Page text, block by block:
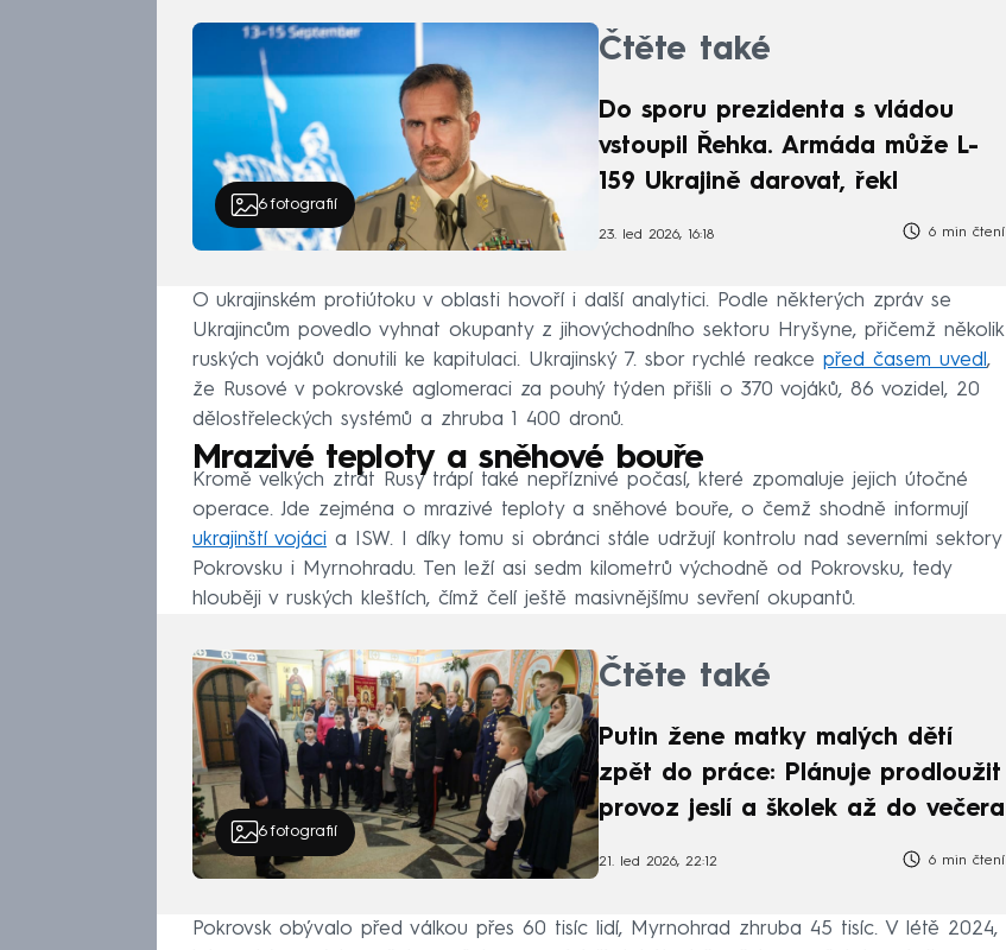
6fotografií
Čtěte také
Do sporu prezidenta s vládou
vstoupil Řehka. Armáda může L-
159 Ukrajině darovat, řekl
23. led 2026, 16:18 6 min čtení
O ukrajinském protiútoku v oblasti hovoří i další analytici. Podle některých zpráv se
Ukrajincům povedlo vyhnat okupanty z jihovýchodního sektoru Hryšyne, přičemž několik
ruských vojáků donutili ke kapitulaci. Ukrajinský 7. sbor rychlé reakce před časem uvedl ,
že Rusové v pokrovské aglomeraci za pouhý týden přišli o 370 vojáků, 86 vozidel, 20
dělostřeleckých systémů a zhruba 1 400 dronů.
Mrazivé teploty a sněhové bouře
Kromě velkých ztrát Rusy trápí také nepříznivé počasí, které zpomaluje jejich útočné
operace. Jde zejména o mrazivé teploty a sněhové bouře, o čemž shodně informují
ukrajinští vojáci a ISW. I díky tomu si obránci stále udržují kontrolu nad severními sektory
Pokrovsku i Myrnohradu. Ten leží asi sedm kilometrů východně od Pokrovsku, tedy
hlouběji v ruských kleštích, čímž čelí ještě masivnějšímu sevření okupantů.
6fotografií
Čtěte také
Putin žene matky malých dětí
zpět do práce: Plánuje prodloužit
provoz jeslí a školek až do večera
21. led 2026, 22:12 6 min čtení
Pokrovsk obývalo před válkou přes 60 tisíc lidí, Myrnohrad zhruba 45 tisíc. V létě 2024,